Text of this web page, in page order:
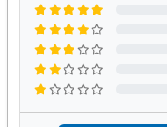
• Đặc biệt thiết kế
giác thật thoải mái.
• Phụ Kiện đi kèm: